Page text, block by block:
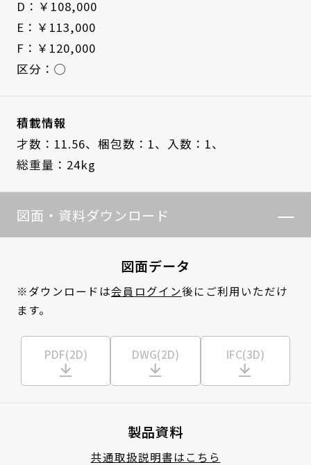
D：￥108,000
E：￥113,000
F：￥120,000
区分：◯
積載情報
才数：11.56、 梱包数：1、 入数：1、
総重量：24kg
図面・資料ダウンロード
図面データ
※ダウンロードは会員ログイン後にご利用いただけ
ます。
PDF(2D) DWG(2D) IFC(3D)
製品資料
共通取扱説明書はこちら